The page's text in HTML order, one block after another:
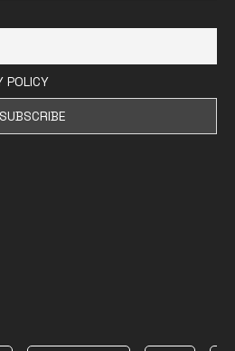
POLICY